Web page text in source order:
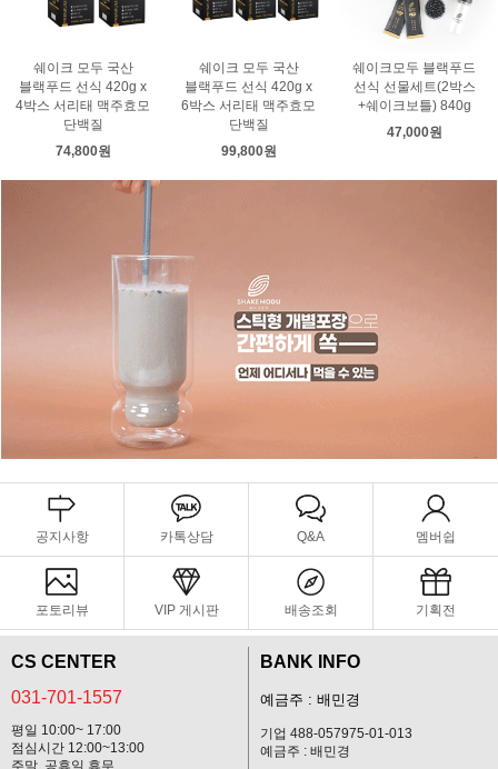
쉐이크 모두 국산
블랙푸드 선식 420g x
4박스 서리태 맥주효모
단백질
74,800원
쉐이크 모두 국산
블랙푸드 선식 420g x
6박스 서리태 맥주효모
단백질
99,800원
쉐이크모두 블랙푸드
선식 선물세트(2박스
+쉐이크보틀) 840g
47,000원
공지사항 카톡상담 Q&A 멤버쉽
포토리뷰 VIP 게시판 배송조회 기획전
CS CENTER
031-701-1557
평일 10:00~ 17:00
점심시간 12:00~13:00
주말, 공휴일 휴무
BANK INFO
예금주 : 배민경
기업 488-057975-01-013
예금주 : 배민경